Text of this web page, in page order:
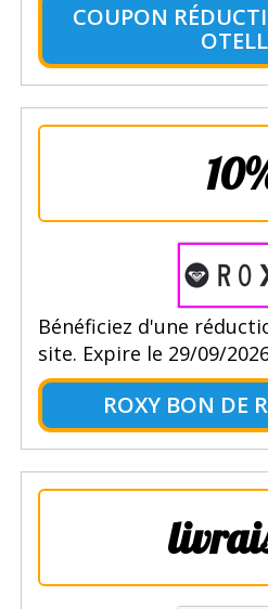
COUPON
Bénéficiez d'une
site. Expire le 29/09/
ROXY BON DE